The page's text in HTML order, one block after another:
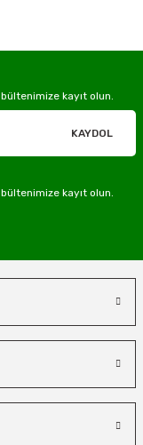
kayıt olun.
KAYDOL
kayıt olun.